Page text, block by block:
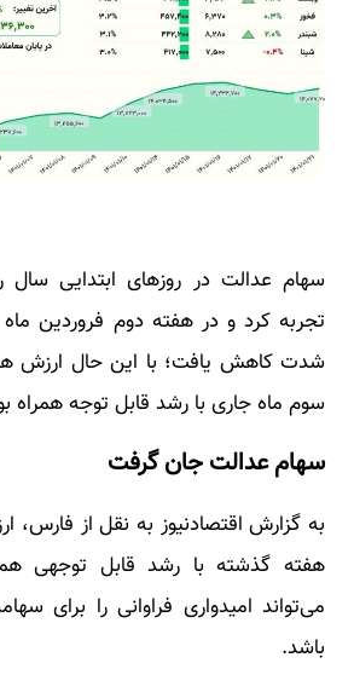
سهام عدالت در روزهای ابتدایی سال
تجربه کرد و در هفته دوم فروردین
شدت کاهش یافت؛ با این حال ارزش
سوم ماه جاری با رشد قابل توجه همراه
سهام عدالت جان گرفت
به گزارش اقتصادنیوز به نقل از فارس،
هفته گذشته با رشد قابل توجهی
می‌تواند امیدواری فراوانی را برای
باشد.